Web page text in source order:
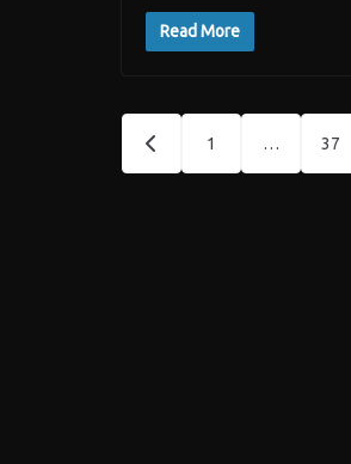
Read More
Stránkování
příspěvků
1 … 37